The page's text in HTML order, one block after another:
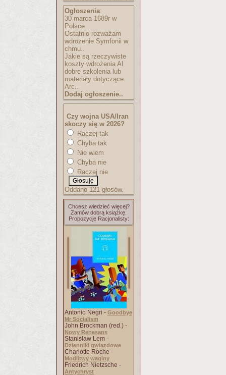
Ogłoszenia:
30 marca 1689r w
Polsce
Ostatnio rozważam
wdrożenie Symfonii w
chmu..
Jakie są rzeczywiste
koszty wdrożenia AI
dobre szkolenia lub
materiały dotyczące
Arc..
Dodaj ogłoszenie..
Czy wojna USA/Iran
skoczy się w 2026?
Raczej tak
Chyba tak
Nie wiem
Chyba nie
Raczej nie
Oddano 121 głosów.
Chcesz wiedzieć więcej?
Zamów dobrą książkę.
Propozycje Racjonalisty:
Antonio Negri - Goodbye
Mr Socialism
John Brockman (red.) -
Nowy Renesans
Stanisław Lem -
Dzienniki gwiazdowe
Charlotte Roche -
Modlitwy waginy
Friedrich Nietzsche -
Antychryst